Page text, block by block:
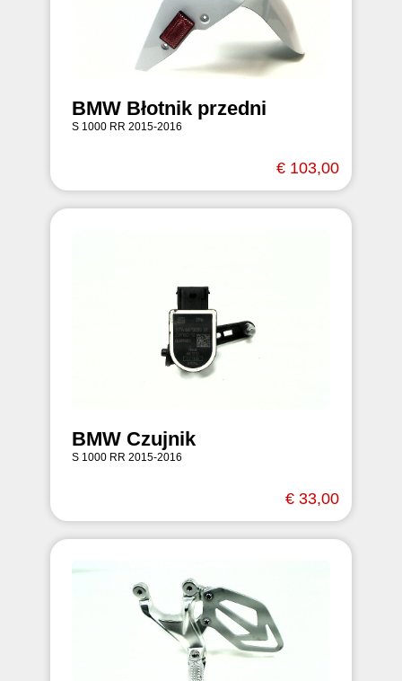
BMW Błotnik przedni
S 1000 RR 2015-2016
€ 103,00
BMW Czujnik
S 1000 RR 2015-2016
€ 33,00